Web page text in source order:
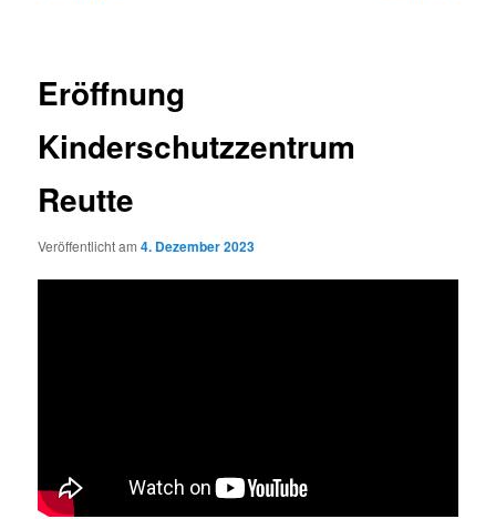
Eröffnung
Kinderschutzzentrum
Reutte
Veröffentlicht am4. Dezember 2023